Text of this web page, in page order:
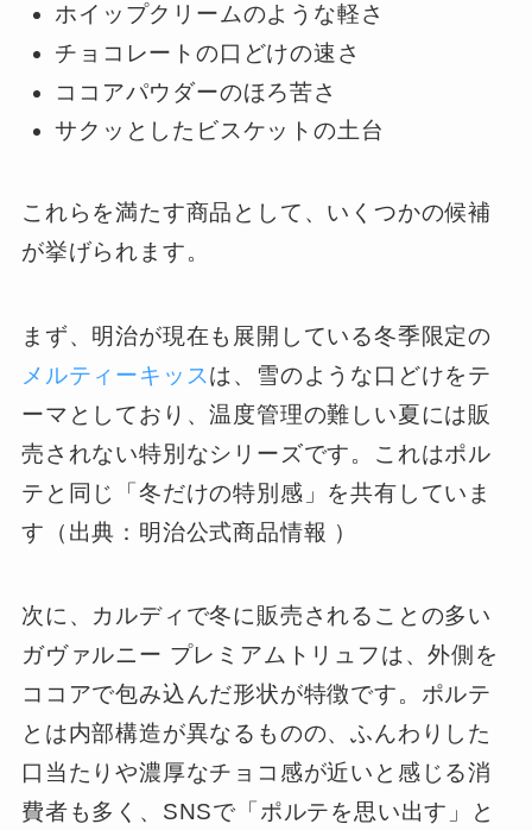
ホイップクリームのような軽さ
チョコレートの口どけの速さ
ココアパウダーのほろ苦さ
サクッとしたビスケットの土台
これらを満たす商品として、いくつかの候補
が挙げられます。
まず、明治が現在も展開している冬季限定の
メルティーキッスは、雪のような口どけをテ
ーマとしており、温度管理の難しい夏には販
売されない特別なシリーズです。これはポル
テと同じ「冬だけの特別感」を共有していま
す（出典：明治公式商品情報 ）
次に、カルディで冬に販売されることの多い
ガヴァルニー プレミアムトリュフは、外側を
ココアで包み込んだ形状が特徴です。ポルテ
とは内部構造が異なるものの、ふんわりした
口当たりや濃厚なチョコ感が近いと感じる消
費者も多く、SNSで「ポルテを思い出す」と